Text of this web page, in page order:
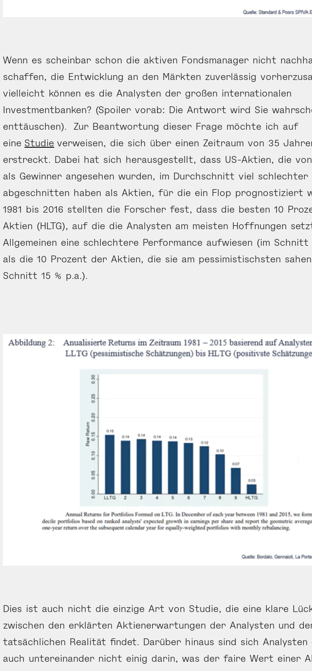
Wenn es scheinbar schon die aktiven Fonds­manager nicht
schaffen, die Entwicklung an den Märkten zuverlässig
vielleicht können es die Analysten der großen internationalen
Investmentbanken? (Spoiler vorab: Die Antwort wird Sie
enttäuschen). Zur Beantwortung dieser Frage möchte ich auf
eine Studie verweisen, die sich über einen Zeitraum von 35
erstreckt. Dabei hat sich herausgestellt, dass US-Aktien, die
als Gewinner angesehen wurden, im Durchschnitt viel schlechter
abgeschnitten haben als Aktien, für die ein Flop prognostiziert
1981 bis 2016 stellten die Forscher fest, dass die besten 10
Aktien (HLTG), auf die die Analysten am meisten Hoffnungen
Allgemeinen eine schlechtere Performance aufwiesen (im Schnitt
als die 10 Prozent der Aktien, die sie am pessimis­tischsten sahen
Schnitt 15 % p.a.).
Dies ist auch nicht die einzige Art von Studie, die eine klare
zwischen den erklärten Aktien­erwartungen der Analysten und
tatsächlichen Realität findet. Darüber hinaus sind sich
auch untereinander nicht einig darin, was der faire Wert einer